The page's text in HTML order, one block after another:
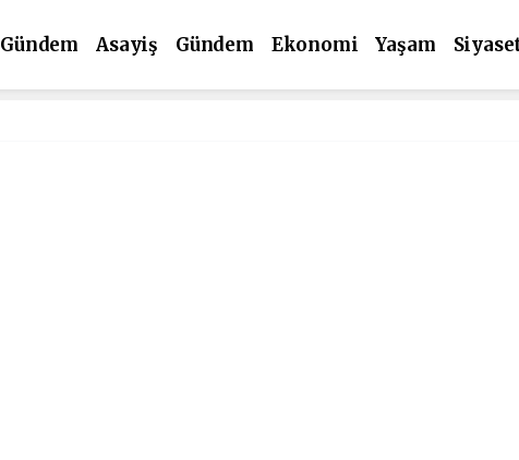
Asayiş Gündem Ekonomi Yaşam